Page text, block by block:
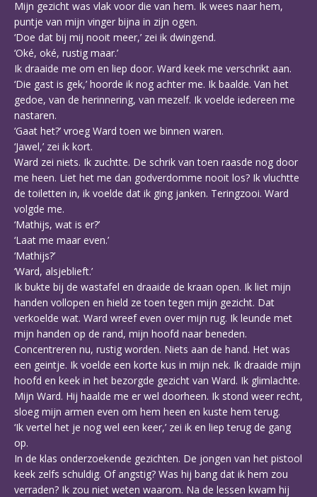
Mijn gezicht was vlak voor die van hem. Ik wees naar hem,
puntje van mijn vinger bijna in zijn ogen.
‘Doe dat bij mij nooit meer,’ zei ik dwingend.
‘Oké, oké, rustig maar.’
Ik draaide me om en liep door. Ward keek me verschrikt aan.
‘Die gast is gek,’ hoorde ik nog achter me. Ik baalde. Van het
gedoe, van de herinnering, van mezelf. Ik voelde iedereen me
nastaren.
‘Gaat het?’ vroeg Ward toen we binnen waren.
‘Jawel,’ zei ik kort.
Ward zei niets. Ik zuchtte. De schrik van toen raasde nog door
me heen. Liet het me dan godverdomme nooit los? Ik vluchtte
de toiletten in, ik voelde dat ik ging janken. Teringzooi. Ward
volgde me.
‘Mathijs, wat is er?’
‘Laat me maar even.’
‘Mathijs?’
‘Ward, alsjeblieft.’
Ik bukte bij de wastafel en draaide de kraan open. Ik liet mijn
handen vollopen en hield ze toen tegen mijn gezicht. Dat
verkoelde wat. Ward wreef even over mijn rug. Ik leunde met
mijn handen op de rand, mijn hoofd naar beneden.
Concentreren nu, rustig worden. Niets aan de hand. Het was
een geintje. Ik voelde een korte kus in mijn nek. Ik draaide mijn
hoofd en keek in het bezorgde gezicht van Ward. Ik glimlachte.
Mijn Ward. Hij haalde me er wel doorheen. Ik stond weer recht,
sloeg mijn armen even om hem heen en kuste hem terug.
‘Ik vertel het je nog wel een keer,’ zei ik en liep terug de gang
op.
In de klas onderzoekende gezichten. De jongen van het pistool
keek zelfs schuldig. Of angstig? Was hij bang dat ik hem zou
verraden? Ik zou niet weten waarom. Na de lessen kwam hij